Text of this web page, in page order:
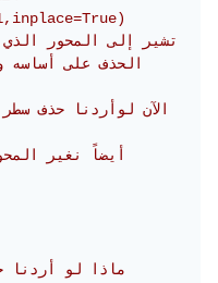
# أيضاً نغير
# ماذا لو أردنا